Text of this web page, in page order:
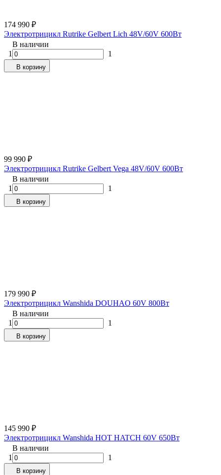
174 990 ₽
Электротрицикл Rutrike Gelbert Lich 48V/60V 600Вт
В наличии
1
1
В корзину
99 990 ₽
Электротрицикл Rutrike Gelbert Vega 48V/60V 600Вт
В наличии
1
1
В корзину
179 990 ₽
Электротрицикл Wanshida DOUHAO 60V 800Вт
В наличии
1
1
В корзину
145 990 ₽
Электротрицикл Wanshida HOT HATCH 60V 650Вт
В наличии
1
1
В корзину